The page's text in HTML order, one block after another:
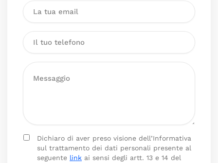
Dichiaro di aver preso visione dell’Informativa
sul trattamento dei dati personali presente al
seguente link ai sensi degli artt. 13 e 14 del